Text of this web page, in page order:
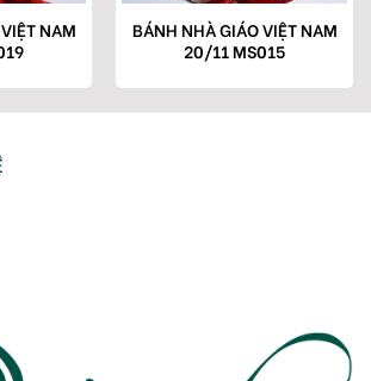
NAM
BÁNH NHÀ GIÁO VIỆT NAM
20/11 MS015